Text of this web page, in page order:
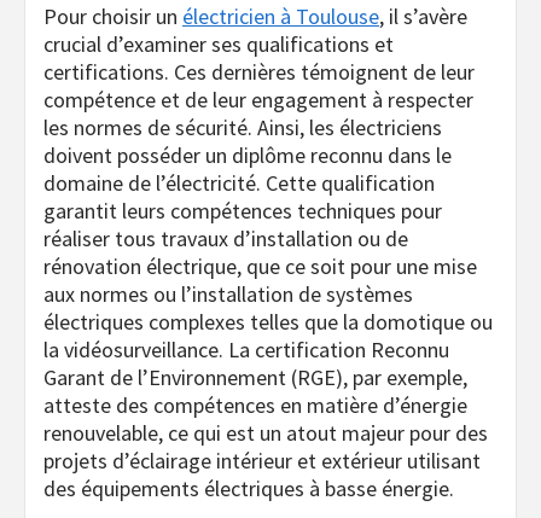
Pour choisir un électricien à Toulouse, il s’avère
crucial d’examiner ses qualifications et
certifications. Ces dernières témoignent de leur
compétence et de leur engagement à respecter
les normes de sécurité. Ainsi, les électriciens
doivent posséder un diplôme reconnu dans le
domaine de l’électricité. Cette qualification
garantit leurs compétences techniques pour
réaliser tous travaux d’installation ou de
rénovation électrique, que ce soit pour une mise
aux normes ou l’installation de systèmes
électriques complexes telles que la domotique ou
la vidéosurveillance. La certification Reconnu
Garant de l’Environnement (RGE), par exemple,
atteste des compétences en matière d’énergie
renouvelable, ce qui est un atout majeur pour des
projets d’éclairage intérieur et extérieur utilisant
des équipements électriques à basse énergie.